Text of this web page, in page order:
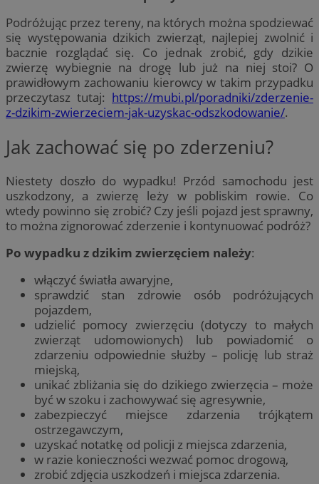
Podróżując przez tereny, na których można spodziewać
się występowania dzikich zwierząt, najlepiej zwolnić i
bacznie rozglądać się. Co jednak zrobić, gdy dzikie
zwierzę wybiegnie na drogę lub już na niej stoi? O
prawidłowym zachowaniu kierowcy w takim przypadku
przeczytasz tutaj: https://mubi.pl/poradniki/zderzenie-
z-dzikim-zwierzeciem-jak-uzyskac-odszkodowanie/.
Jak zachować się po zderzeniu?
Niestety doszło do wypadku! Przód samochodu jest
uszkodzony, a zwierzę leży w pobliskim rowie. Co
wtedy powinno się zrobić? Czy jeśli pojazd jest sprawny,
to można zignorować zderzenie i kontynuować podróż?
Po wypadku z dzikim zwierzęciem należy:
włączyć światła awaryjne,
sprawdzić stan zdrowie osób podróżujących
pojazdem,
udzielić pomocy zwierzęciu (dotyczy to małych
zwierząt udomowionych) lub powiadomić o
zdarzeniu odpowiednie służby – policję lub straż
miejską,
unikać zbliżania się do dzikiego zwierzęcia – może
być w szoku i zachowywać się agresywnie,
zabezpieczyć miejsce zdarzenia trójkątem
ostrzegawczym,
uzyskać notatkę od policji z miejsca zdarzenia,
w razie konieczności wezwać pomoc drogową,
zrobić zdjęcia uszkodzeń i miejsca zdarzenia.